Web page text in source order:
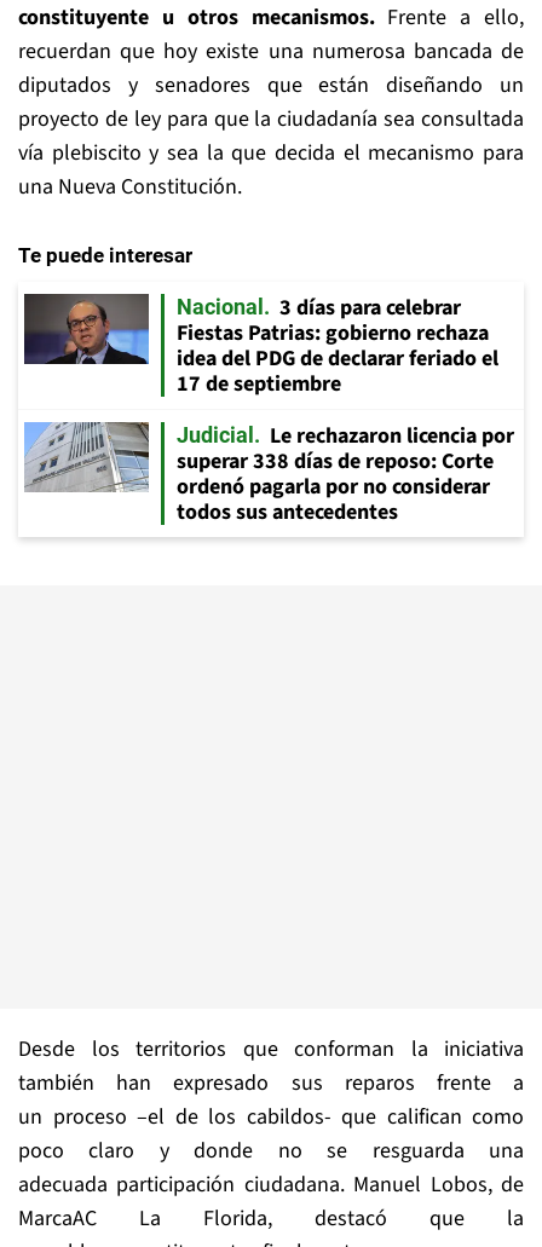
constituyente u otros mecanismos.Frente a ello,
recuerdan que hoy existe una numerosa bancada de
diputados y senadores que están diseñando un
proyecto de ley para que la ciudadanía sea consultada
vía plebiscito y sea la que decida el mecanismo para
una Nueva Constitución.
Te puede interesar
Nacional
3 días para celebrar
Fiestas Patrias: gobierno rechaza
idea del PDG de declarar feriado el
17 de septiembre
Judicial
Le rechazaron licencia por
superar 338 días de reposo: Corte
ordenó pagarla por no considerar
todos sus antecedentes
Desde los territorios que conforman la iniciativa
también han expresado sus reparos frente a
un proceso –el de los cabildos- que califican como
poco claro y donde no se resguarda una
adecuada participación ciudadana. Manuel Lobos, de
MarcaAC La Florida, destacó que la